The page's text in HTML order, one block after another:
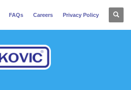
FAQs Careers Privacy Policy